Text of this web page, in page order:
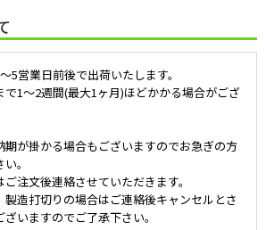
5営業日前後で出荷いたします。
1～2週間(最大1ヶ月)ほどかかる場合がござ
期が掛かる場合もございますのでお急ぎの方
。
注文後連絡させていただきます。
製造打切りの場合はご連絡後キャンセルとさ
いますのでご了承下さい。